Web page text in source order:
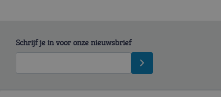
Schrijf je in voor onze nieuwsbrief